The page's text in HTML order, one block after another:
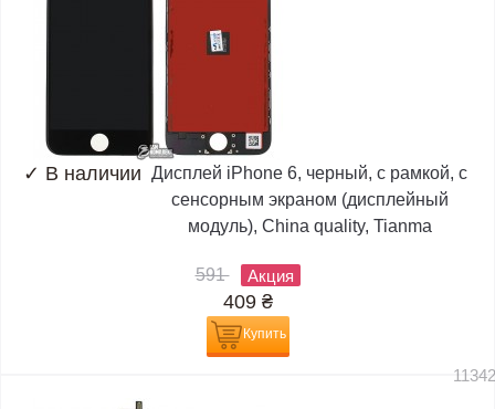
✓ В наличии Дисплей iPhone 6, черный, с рамкой, с
сенсорным экраном (дисплейный
модуль), China quality, Tianma
591 Акция
409 ₴
Купить